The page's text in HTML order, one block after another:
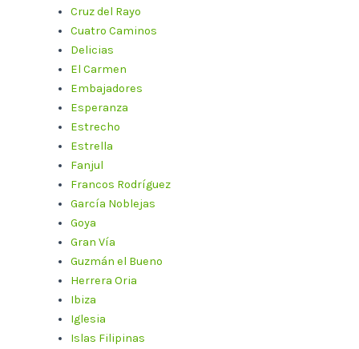
Cruz del Rayo
Cuatro Caminos
Delicias
El Carmen
Embajadores
Esperanza
Estrecho
Estrella
Fanjul
Francos Rodríguez
García Noblejas
Goya
Gran Vía
Guzmán el Bueno
Herrera Oria
Ibiza
Iglesia
Islas Filipinas